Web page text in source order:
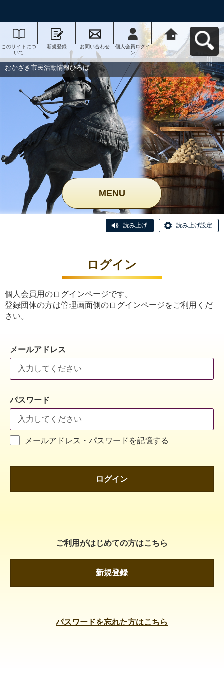
このサイトにつ
いて
新規登録 お問い合わせ
個人会員ログイ
ン
おかざき市民活
動情報ひろばへ
戻る
おかざき市民活動情報ひろば
MENU
読み上げ 読み上げ設定
ログイン
個人会員用のログインページです。
登録団体の方は管理画面側のログインページをご利用くだ
さい。
メールアドレス
パスワード
メールアドレス・パスワードを記憶する
ログイン
ご利用がはじめての方はこちら
新規登録
パスワードを忘れた方はこちら